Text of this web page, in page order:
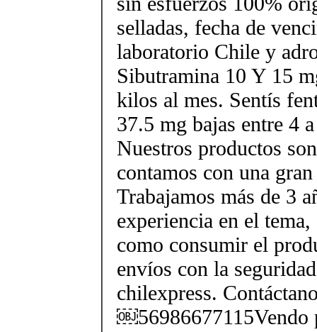
selladas, fecha de
laboratorio Chile y
Sibutramina 10 Y 15
kilos al mes. Sentís
37.5 mg bajas entre 4
Nuestros productos
contamos con una
Trabajamos más de 3
experiencia en el
como consumir el
envíos con la
chilexpress.
￼56986677115Vendo